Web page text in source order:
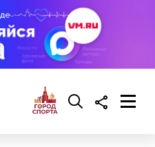
до корки, потому что
нитраты. И важно
отравиться, добавила